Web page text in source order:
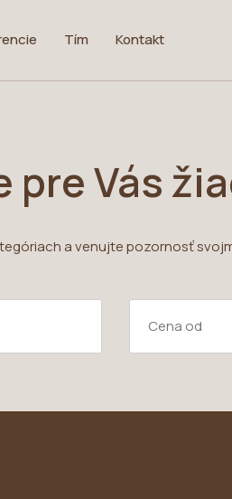
Tím Kontakt
pre Vás
a venujte pozornosť